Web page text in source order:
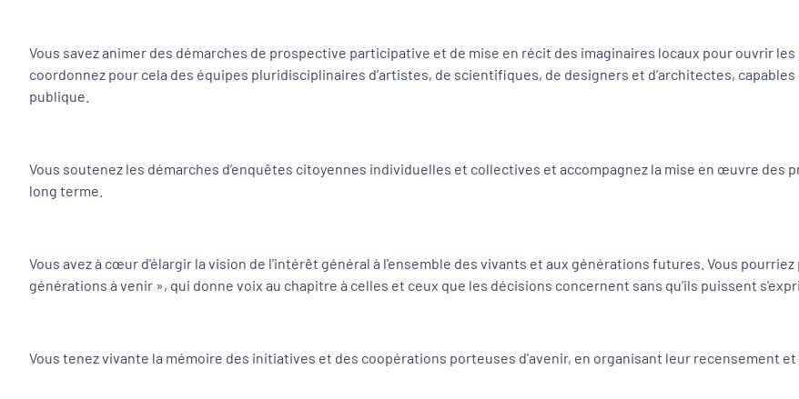
Vous savez animer des démarches de prospective participative et de mise en récit des imaginaires locaux pour ouvrir
coordonnez pour cela des équipes pluridisciplinaires d’artistes, de scientifiques, de designers et d’architectes,
publique.
Vous soutenez les démarches d’enquêtes citoyennes individuelles et collectives et accompagnez la mise en œuvre des
long terme.
Vous avez à cœur d'élargir la vision de l'intérêt général à l'ensemble des vivants et aux générations futures. Vous
générations à venir », qui donne voix au chapitre à celles et ceux que les décisions concernent sans qu'ils puissent
Vous tenez vivante la mémoire des initiatives et des coopérations porteuses d'avenir, en organisant leur recensement